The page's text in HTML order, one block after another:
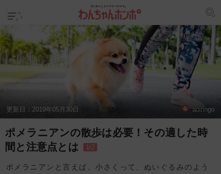
更新日： 2019年05月30日 aoiringo
ポメラニアンの散歩は必要！その適した時
間と注意点とは
1/2
ポメラニアンと言えば、小さくって、ぬいぐるみのよう